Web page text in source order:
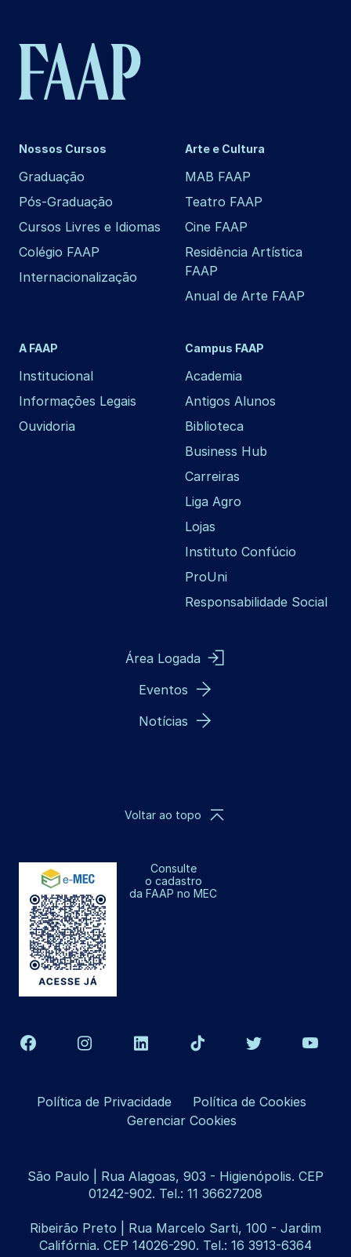
Nossos Cursos
Graduação
Pós-Graduação
Cursos Livres e Idiomas
Colégio FAAP
Internacionalização
Arte e Cultura
MAB FAAP
Teatro FAAP
Cine FAAP
Residência Artística
FAAP
Anual de Arte FAAP
A FAAP
Institucional
Informações Legais
Ouvidoria
Campus FAAP
Academia
Antigos Alunos
Biblioteca
Business Hub
Carreiras
Liga Agro
Lojas
Instituto Confúcio
ProUni
Responsabilidade Social
Área Logada
Eventos
Notícias
Consulte
o cadastro
da FAAP no MEC
Voltar ao topo
Política de Privacidade
Política de Cookies
Gerenciar Cookies
São Paulo | Rua Alagoas, 903 - Higienópolis. CEP
01242-902. Tel.: 11 36627208
Ribeirão Preto | Rua Marcelo Sarti, 100 - Jardim
Califórnia. CEP 14026-290. Tel.: 16 3913-6364